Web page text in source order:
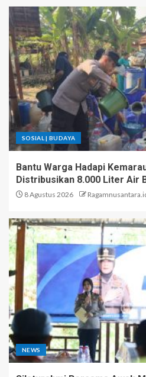
SOSIAL | BUDAYA
Bantu Warga Hadapi
Distribusikan 8.000 Liter Air
8 Agustus 2026
NEWS